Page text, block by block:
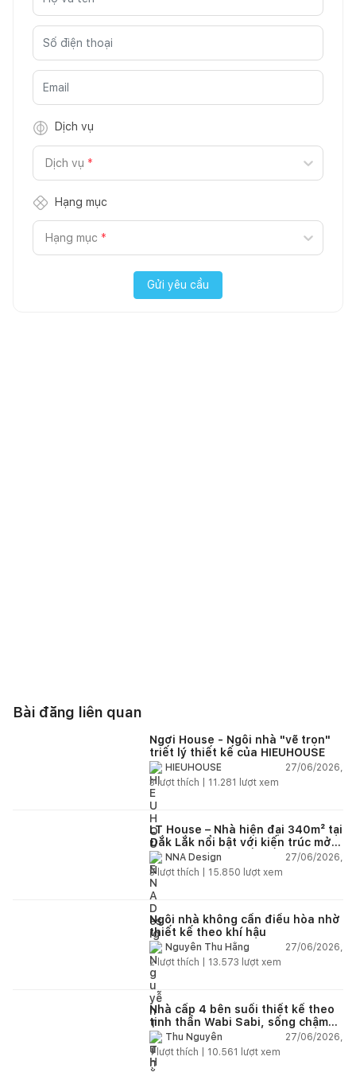
Dịch vụ
Dịch vụ *
Hạng mục
Hạng mục *
Gửi yêu cầu
Bài đăng liên quan
Ngơi House - Ngôi nhà "vẽ trọn"
triết lý thiết kế của HIEUHOUSE
HIEUHOUSE
27/06/2026,
3lượt thích | 11.281 lượt xem
LT House – Nhà hiện đại 340m² tại
Đắk Lắk nổi bật với kiến trúc mở
và hệ sân vườn kết nối thiên
nhiên
NNA Design
27/06/2026,
3lượt thích | 15.850 lượt xem
Ngôi nhà không cần điều hòa nhờ
thiết kế theo khí hậu
Nguyễn Thu Hằng
27/06/2026,
2lượt thích | 13.573 lượt xem
Nhà cấp 4 bên suối thiết kế theo
tinh thần Wabi Sabi, sống chậm
giữa thiên nhiên
Thu Nguyễn
27/06/2026,
1lượt thích | 10.561 lượt xem